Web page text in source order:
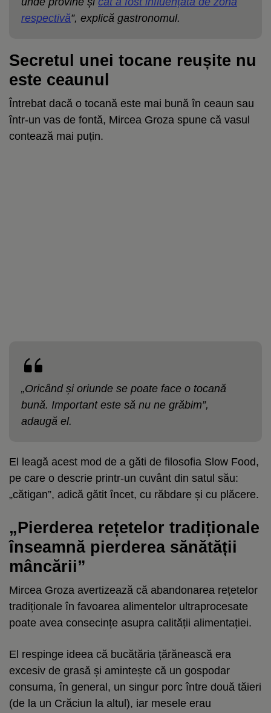
respectivă”, explică gastronomul.
Secretul unei tocane reușite nu
este ceaunul
Întrebat dacă o tocană este mai bună în ceaun sau
într-un vas de fontă, Mircea Groza spune că vasul
contează mai puțin.
„Oricând și oriunde se poate face o tocană
bună. Important este să nu ne grăbim”,
adaugă el.
El leagă acest mod de a găti de filosofia Slow Food,
pe care o descrie printr-un cuvânt din satul său:
„cătigan”, adică gătit încet, cu răbdare și cu plăcere.
„Pierderea rețetelor tradiționale
înseamnă pierderea sănătății
mâncării”
Mircea Groza avertizează că abandonarea rețetelor
tradiționale în favoarea alimentelor ultraprocesate
poate avea consecințe asupra calității alimentației.
El respinge ideea că bucătăria țărănească era
excesiv de grasă și amintește că un gospodar
consuma, în general, un singur porc între două tăieri
(de la un Crăciun la altul), iar mesele erau